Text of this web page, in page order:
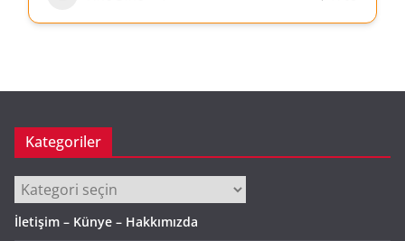
Kategoriler
Kategoriler
İletişim – Künye – Hakkımızda